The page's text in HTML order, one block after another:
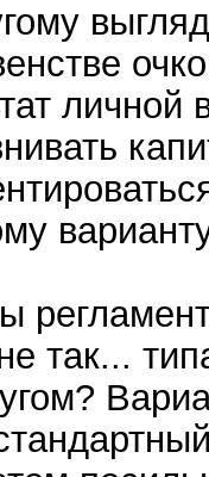
так...